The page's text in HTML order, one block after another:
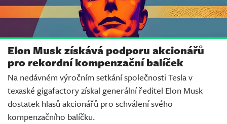
Elon Musk získává podporu akcionářů
pro rekordní kompenzační balíček
Na nedávném výročním setkání společnosti Tesla v
texaské gigafactory získal generální ředitel Elon Musk
dostatek hlasů akcionářů pro schválení svého
kompenzačního balíčku.